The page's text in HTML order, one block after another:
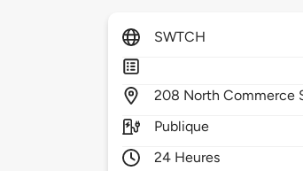
SWTCH
208 North Commerce
Publique
24 Heures